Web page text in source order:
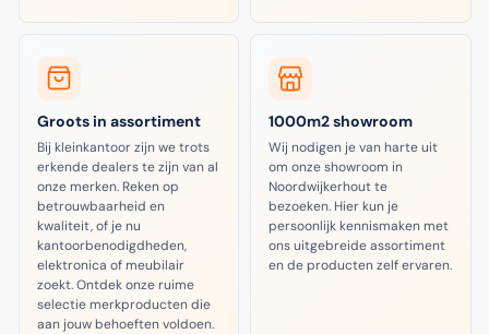
Groots in assortiment
Bij kleinkantoor zijn we trots
erkende dealers te zijn van al
onze merken. Reken op
betrouwbaarheid en
kwaliteit, of je nu
kantoorbenodigdheden,
elektronica of meubilair
zoekt. Ontdek onze ruime
selectie merkproducten die
aan jouw behoeften voldoen.
1000m2 showroom
Wij nodigen je van harte uit
om onze showroom in
Noordwijkerhout te
bezoeken. Hier kun je
persoonlijk kennismaken met
ons uitgebreide assortiment
en de producten zelf ervaren.